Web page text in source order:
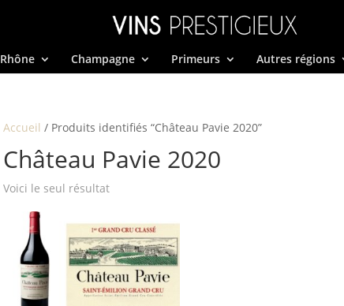
Rhône Champagne Primeurs Autres régions
Accueil / Produits identifiés “Château Pavie 2020”
Château Pavie 2020
Voici le seul résultat